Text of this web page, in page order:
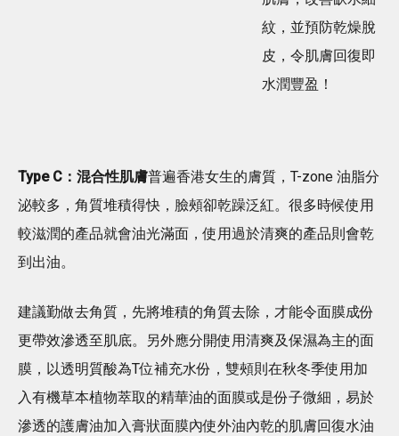
紋，並預防乾燥脫
皮，令肌膚回復即
水潤豐盈！
Type C：混合性肌膚普遍香港女生的膚質，T-zone 油脂分
泌較多，角質堆積得快，臉頰卻乾躁泛紅。很多時候使用
較滋潤的產品就會油光滿面，使用過於清爽的產品則會乾
到出油。
建議勤做去角質，先將堆積的角質去除，才能令面膜成份
更帶效滲透至肌底。另外應分開使用清爽及保濕為主的面
膜，以透明質酸為T位補充水份，雙頰則在秋冬季使用加
入有機草本植物萃取的精華油的面膜或是份子微細，易於
滲透的護膚油加入膏狀面膜內使外油內乾的肌膚回復水油